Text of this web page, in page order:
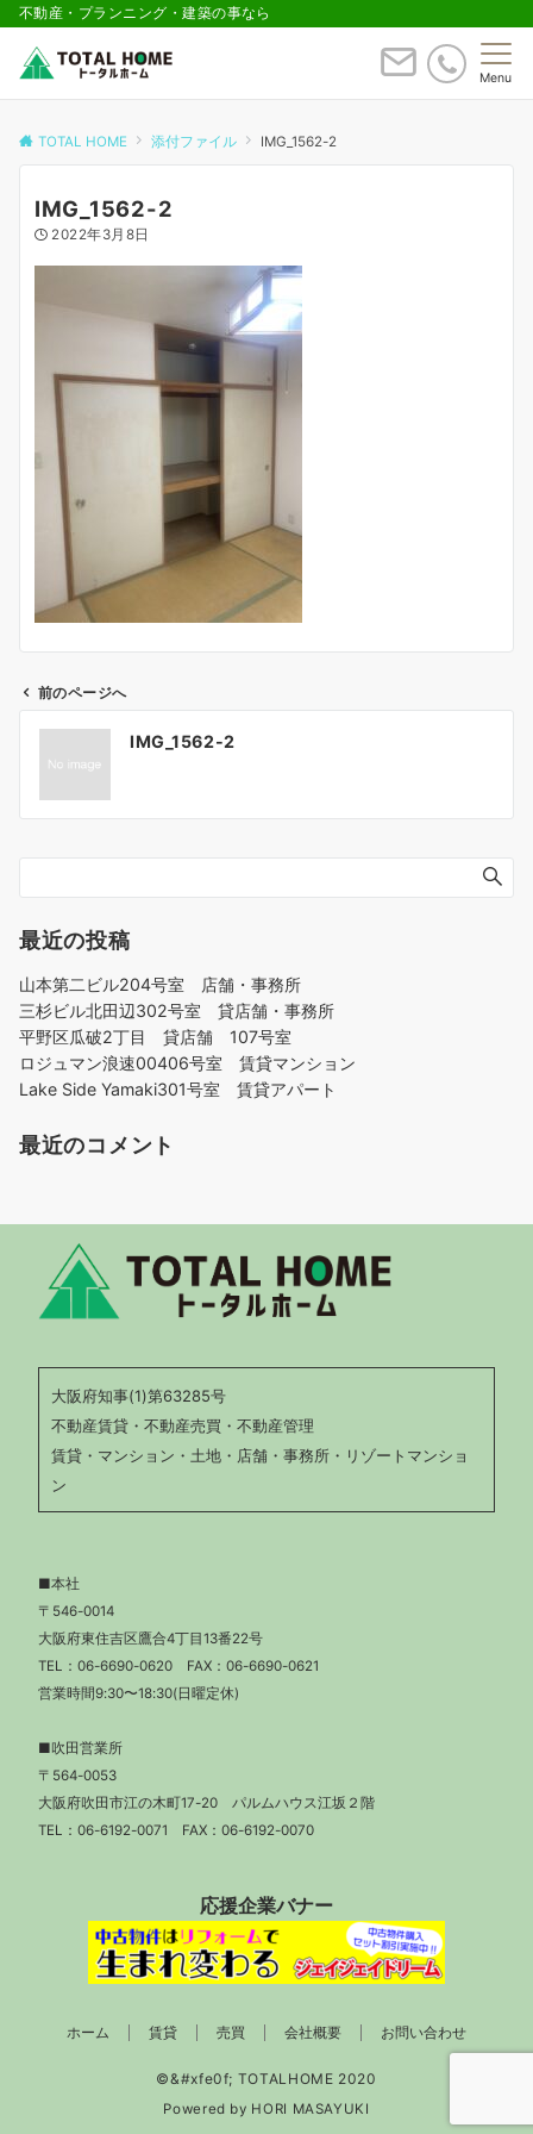
不動産・プランニング・建築の事なら
Menu
TOTAL HOME 添付ファイル IMG_1562-2
IMG_1562-2
2022年3月8日
シ
ョ
前のページへ
IMG_1562-2
最近の投稿
山本第二ビル204号室 店舗・事務所
三杉ビル北田辺302号室 貸店舗・事務所
平野区瓜破2丁目 貸店舗 107号室
ロジュマン浪速00406号室 賃貸マンション
Lake Side Yamaki301号室 賃貸アパート
最近のコメント
大阪府知事(1)第63285号
不動産賃貸・不動産売買・不動産管理
賃貸・マンション・土地・店舗・事務所・リゾートマンショ
ン
■本社
〒546-0014
大阪府東住吉区鷹合4丁目13番22号
TEL： 06-6690-0620 FAX：06-6690-0621
営業時間9:30〜18:30(日曜定休)
■吹田営業所
〒564-0053
大阪府吹田市江の木町17-20 パルムハウス江坂２階
TEL： 06-6192-0071 FAX：06-6192-0070
応援企業バナー
ホーム 賃貸 売買 会社概要 お問い合わせ
Powered by